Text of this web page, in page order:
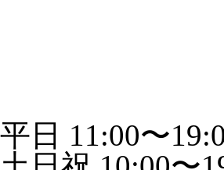
平日 11:00〜